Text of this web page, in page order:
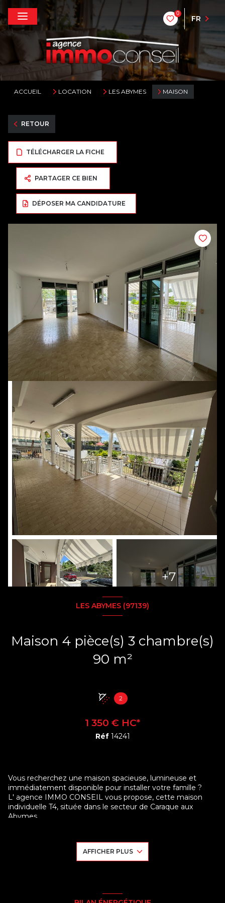
0
FR
ACCUEIL LOCATION LES ABYMES MAISON
RETOUR
TÉLÉCHARGER LA FICHE
PARTAGER CE BIEN
DÉPOSER MA CANDIDATURE
+7
LES ABYMES (97139)
Maison 4 pièce(s) 3 chambre(s)
90 m²
2
1 350 € HC*
Réf 14241
Vous recherchez une maison spacieuse, lumineuse et
immédiatement disponible pour installer votre famille ?
L' agence IMMO CONSEIL vous propose, cette maison
individuelle T4, située dans le secteur de Caraque aux
Abymes,
Vous profiterez de deux espaces jardin ainsi que de grandes
terrasses couvertes, idéales pour vos repas en extérieur, vos
moments de détente.
AFFICHER PLUS